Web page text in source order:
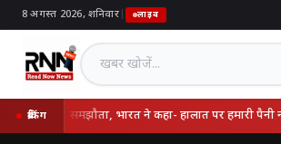
8 अगस्त 2026, शनिवार| लाइव
ब्रेकिंग
का रक्षा समझौता, भारत ने कहा- हालात पर हमारी पैनी नजर